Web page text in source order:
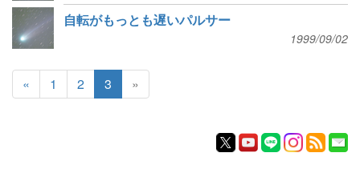
自転がもっとも遅いパルサー
1999/09/02
« 1 2 3 »